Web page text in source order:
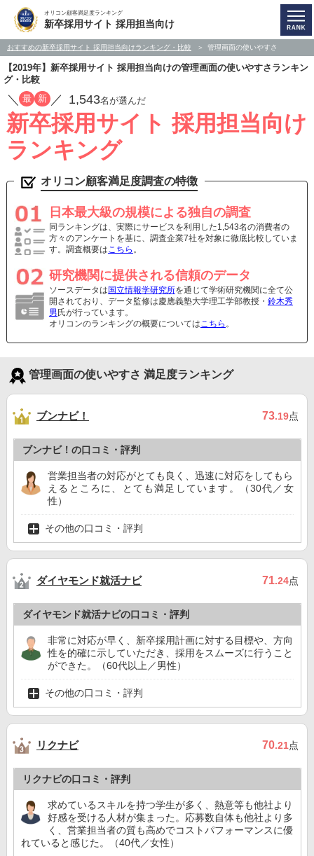
オリコン顧客満足度ランキング
新卒採用サイト 採用担当向け
おすすめの新卒採用サイト 採用担当向けランキング・比較 管理画面の使いやすさ
【2019年】新卒採用サイト 採用担当向けの管理画面の使いやすさランキン
グ・比較
／ 最 新 ／ 1,543名が選んだ
新卒採用サイト 採用担当向け
ランキング
オリコン顧客満足度調査の特徴
日本最大級の規模による独自の調査
同ランキングは、実際にサービスを利用した1,543名の消費者の
方々のアンケートを基に、調査企業7社を対象に徹底比較していま
す。調査概要はこちら 。
研究機関に提供される信頼のデータ
ソースデータは 国立情報学研究所を通じて学術研究機関に全て公
開されており、データ監修は慶應義塾大学理工学部教授・ 鈴木秀
男 氏が行っています。
オリコンのランキングの概要についてはこちら 。
管理画面の使いやすさ 満足度ランキング
ブンナビ！ 73.19点
ブンナビ！の口コミ・評判
営業担当者の対応がとても良く、迅速に対応をしてもら
えるところに、とても満足しています。（30代／女
性）
その他の口コミ・評判
ダイヤモンド就活ナビ 71.24点
ダイヤモンド就活ナビの口コミ・評判
非常に対応が早く、新卒採用計画に対する目標や、方向
性を的確に示していただき、採用をスムーズに行うこと
ができた。（60代以上／男性）
その他の口コミ・評判
リクナビ 70.21点
リクナビの口コミ・評判
求めているスキルを持つ学生が多く、熱意等も他社より
好感を受ける人材が集まった。応募数自体も他社より多
く、営業担当者の質も高めでコストパフォーマンスに優
れていると感じた。（40代／女性）